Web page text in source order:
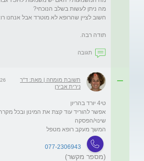
תודה רבה.
תגובה
תשובת מומחה | מאת: ד"ר
נירית אבירן
אפשר להוריד עוד קצת את המינון ובכל
המשך מעקב רופא מטפל
077-2306943
(מספר מקשר)